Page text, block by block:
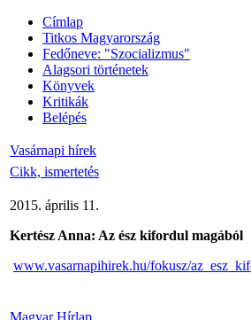
Címlap
Titkos Magyarország
Fedőneve: "Szocializmus"
Alagsori történetek
Könyvek
Kritikák
Belépés
Vasárnapi hírek
Cikk, ismertetés
2015. április 11.
Kertész Anna: Az ész kifordul magából
www.vasarnapihirek.hu/fokusz/
Magyar Hírlap